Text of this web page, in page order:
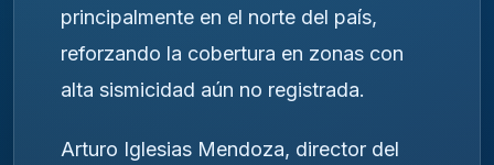
principalmente en el norte del país,
reforzando la cobertura en zonas con
alta sismicidad aún no registrada.
Arturo Iglesias Mendoza, director del